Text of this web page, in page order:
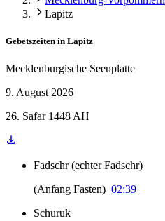
Lapitz
Gebetszeiten in Lapitz
Mecklenburgische Seenplatte
9. August 2026
26. Safar 1448 AH
Fadschr (echter Fadschr)
(Anfang Fasten) 02:39
Schuruk